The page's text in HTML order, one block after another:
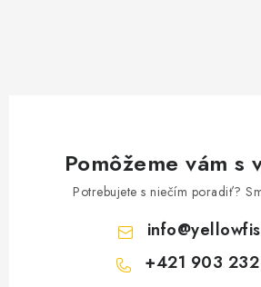
Pomôžeme vám s
Potrebujete s niečím poradiť?
info@
+421 903